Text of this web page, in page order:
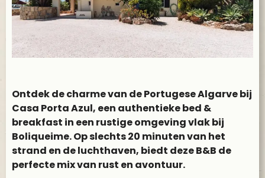
Ontdek de charme van de Portugese Algarve bij
Casa Porta Azul, een authentieke bed &
breakfast in een rustige omgeving vlak bij
Boliqueime. Op slechts 20 minuten van het
strand en de luchthaven, biedt deze B&B de
perfecte mix van rust en avontuur.